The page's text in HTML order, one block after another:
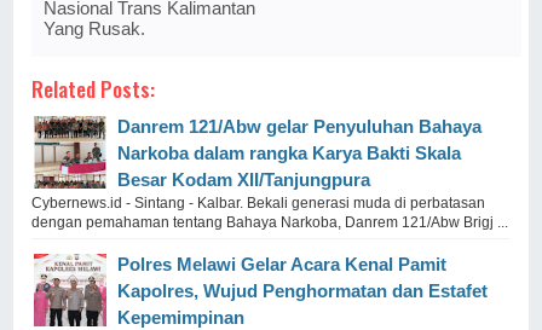
Nasional Trans Kalimantan
Yang Rusak.
Related Posts:
Danrem 121/Abw gelar Penyuluhan Bahaya
Narkoba dalam rangka Karya Bakti Skala
Besar Kodam XII/Tanjungpura
Cybernews.id - Sintang - Kalbar. Bekali generasi muda di perbatasan
dengan pemahaman tentang Bahaya Narkoba, Danrem 121/Abw Brigj ...
Polres Melawi Gelar Acara Kenal Pamit
Kapolres, Wujud Penghormatan dan Estafet
Kepemimpinan